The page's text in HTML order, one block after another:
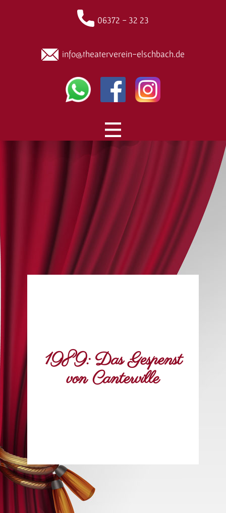
06372 - 32 23
info@theaterverein-elschbach.de
1989: Das Gespenst
von Canterville